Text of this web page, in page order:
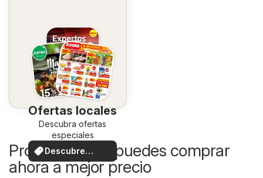
Ofertas locales
Descubra ofertas
especiales
Descubre
ofertas
Productos que puedes comprar
ahora a mejor precio